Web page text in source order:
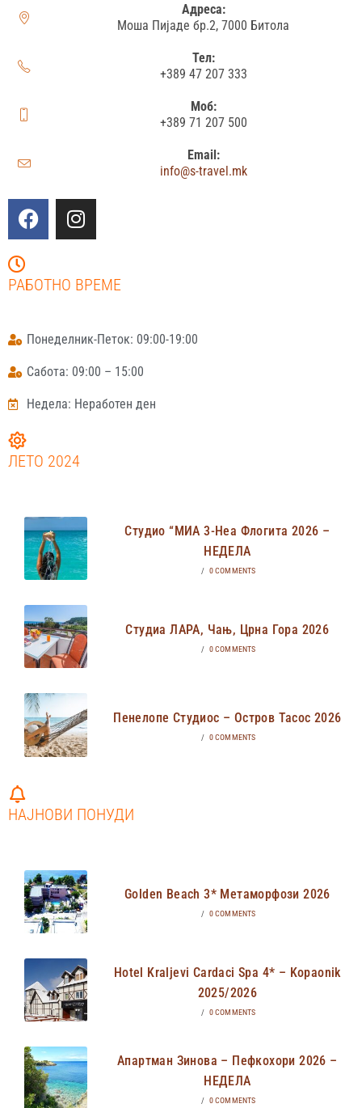
Адреса:
Моша Пијаде бр.2, 7000 Битола
Тел:
+389 47 207 333
Моб:
+389 71 207 500
Email:
info@s-travel.mk
РАБОТНО ВРЕМЕ
Понеделник-Петок: 09:00-19:00
Сабота: 09:00 – 15:00
Недела: Неработен ден
ЛЕТО 2024
Студио “МИА 3-Неа Флогита 2026 –
НЕДЕЛА
/ 0 COMMENTS
Студиа ЛАРА, Чањ, Црна Гора 2026
/ 0 COMMENTS
Пенелопе Студиос – Остров Тасос 2026
/ 0 COMMENTS
НАЈНОВИ ПОНУДИ
Golden Beach 3* Метаморфози 2026
/ 0 COMMENTS
Hotel Kraljevi Cardaci Spa 4* – Kopaonik
2025/2026
/ 0 COMMENTS
Апартман Зинова – Пефкохори 2026 –
НЕДЕЛА
/ 0 COMMENTS